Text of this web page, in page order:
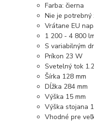
Farba: čierna
Nie je potrebný
Vrátane EU
1 200 - 4 800
S variabilným
Príkon 23 W
Svetelný tok
Šírka 128 mm
Dĺžka 284 mm
Výška 15 mm
Výška stojana
Vhodné pre